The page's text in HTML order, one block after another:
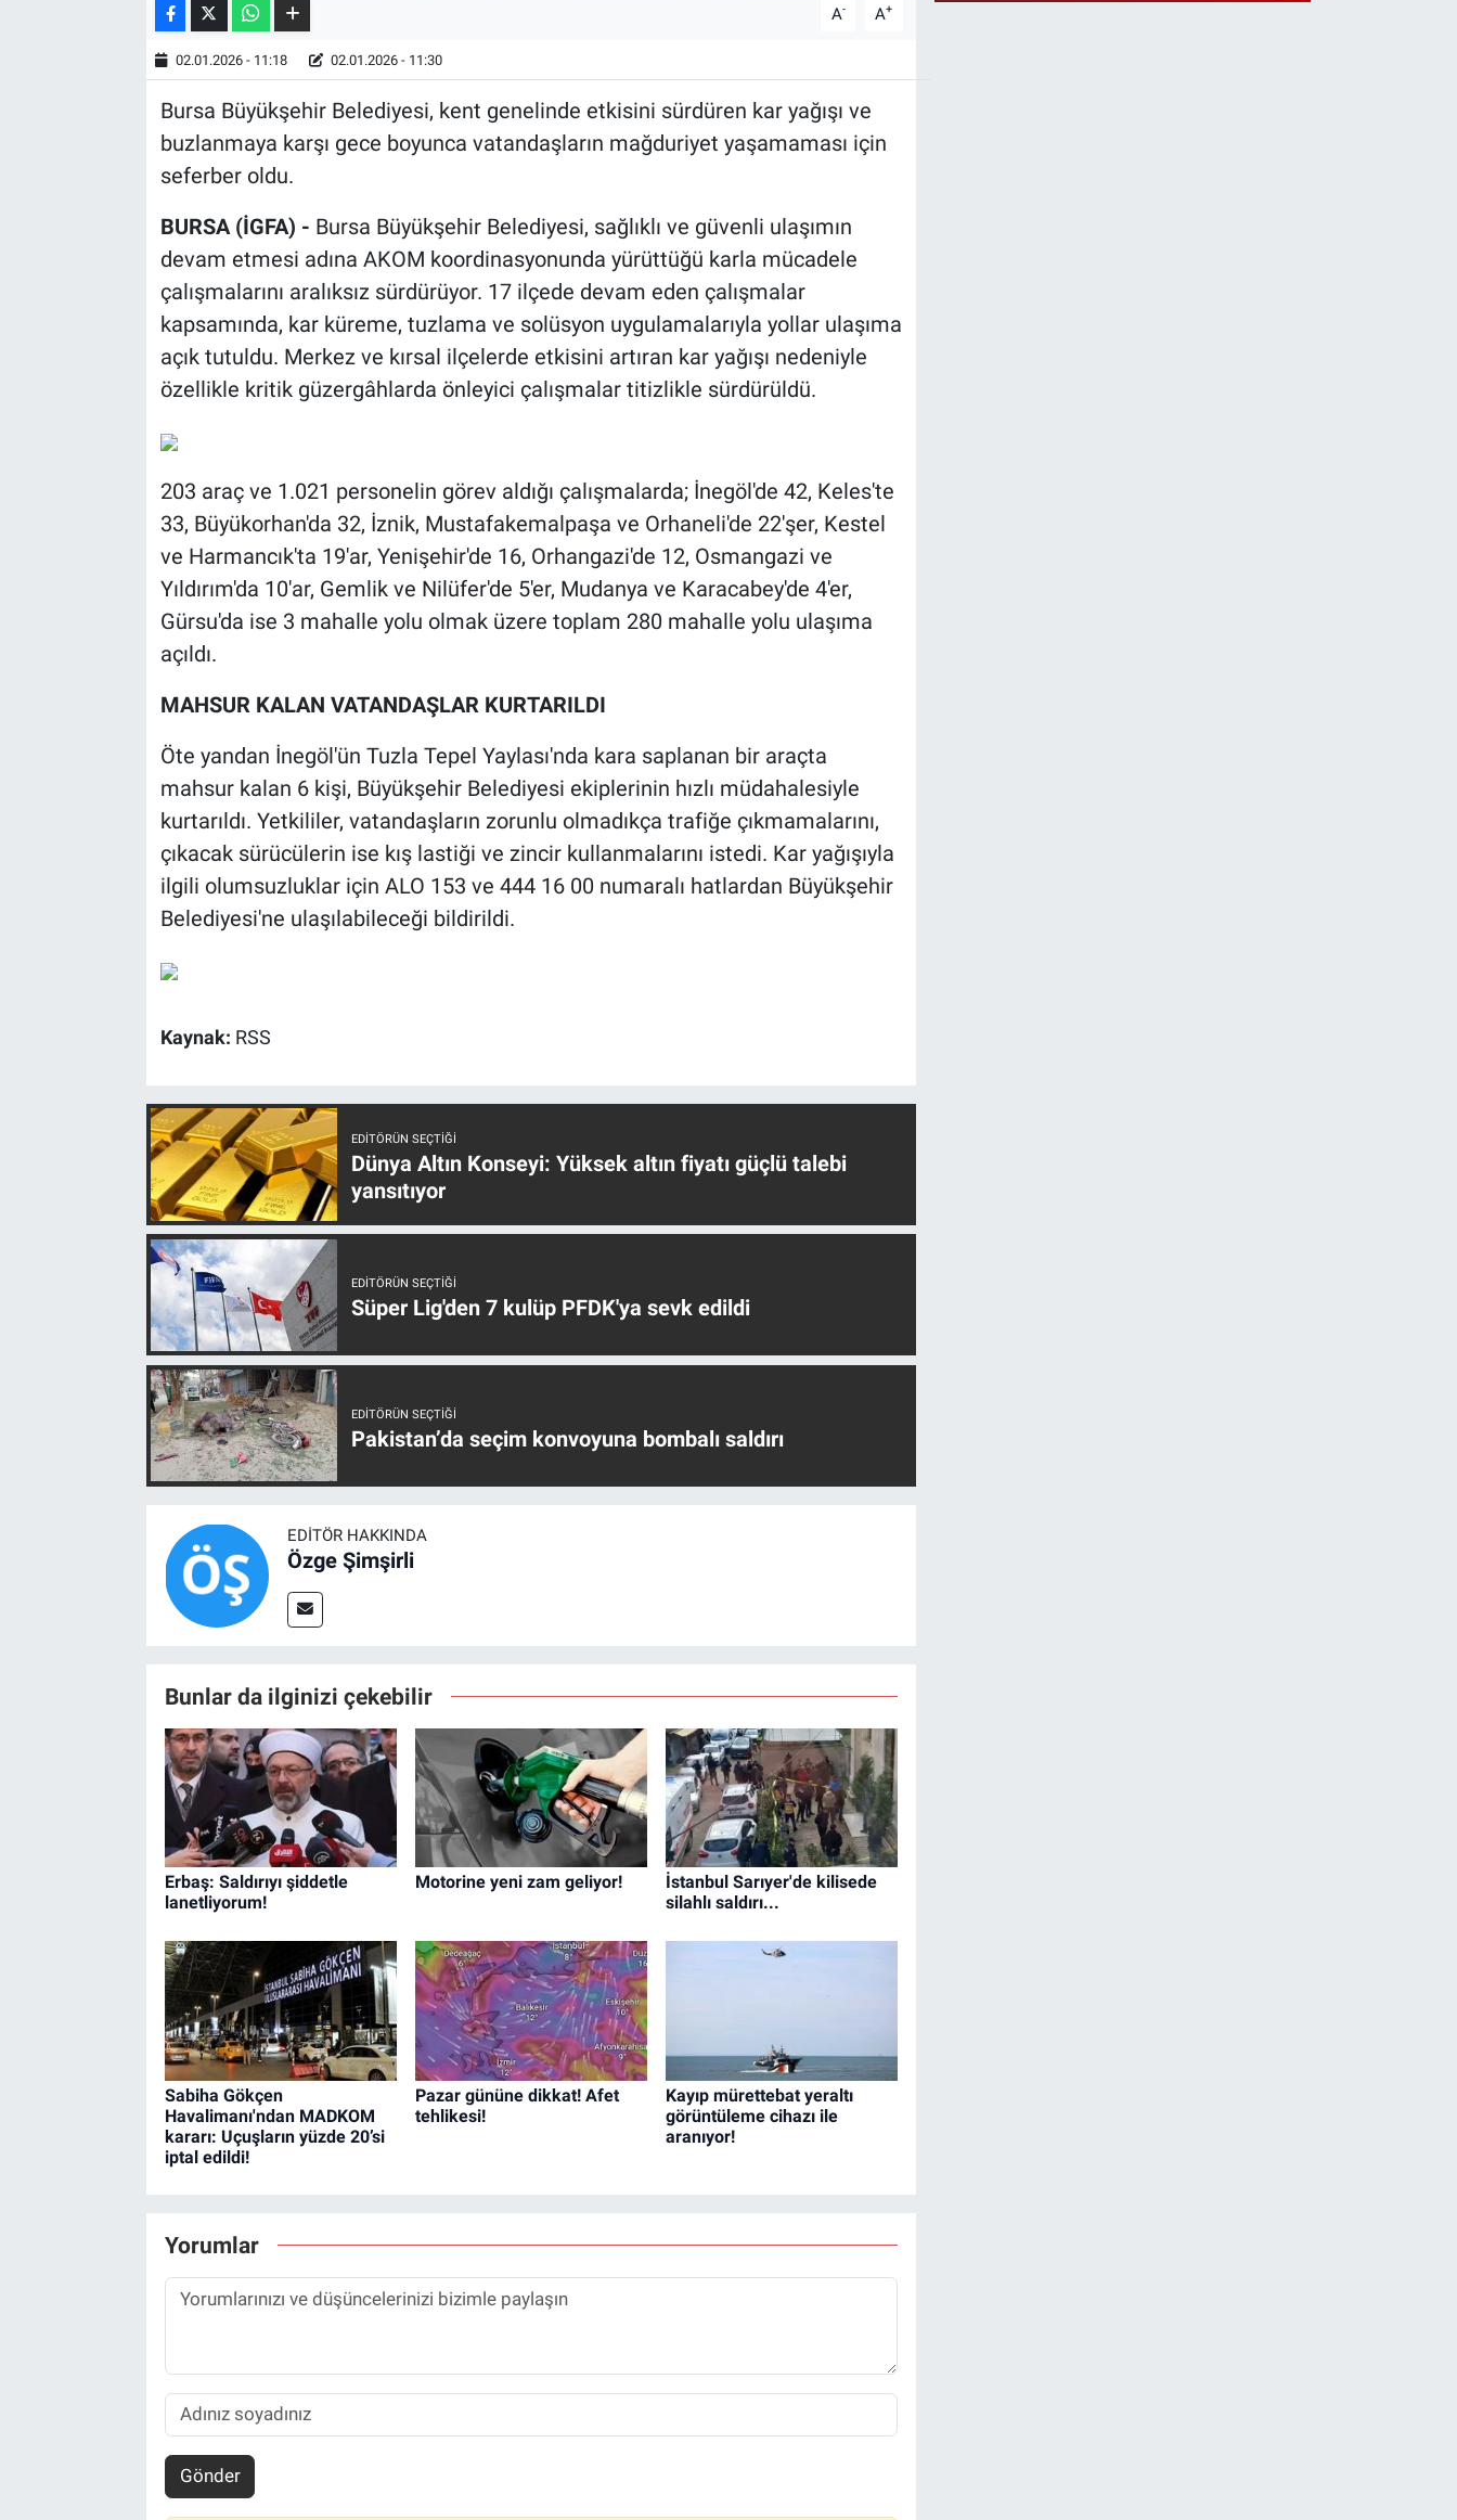
A- A+
02.01.2026 - 11:18 02.01.2026 - 11:30
Bursa Büyükşehir Belediyesi, kent genelinde etkisini sürdüren kar yağışı ve
buzlanmaya karşı gece boyunca vatandaşların mağduriyet yaşamaması için
seferber oldu.
BURSA (İGFA) - Bursa Büyükşehir Belediyesi, sağlıklı ve güvenli ulaşımın
devam etmesi adına AKOM koordinasyonunda yürüttüğü karla mücadele
çalışmalarını aralıksız sürdürüyor. 17 ilçede devam eden çalışmalar
kapsamında, kar küreme, tuzlama ve solüsyon uygulamalarıyla yollar ulaşıma
açık tutuldu. Merkez ve kırsal ilçelerde etkisini artıran kar yağışı nedeniyle
özellikle kritik güzergâhlarda önleyici çalışmalar titizlikle sürdürüldü.
203 araç ve 1.021 personelin görev aldığı çalışmalarda; İnegöl'de 42, Keles'te
33, Büyükorhan'da 32, İznik, Mustafakemalpaşa ve Orhaneli'de 22'şer, Kestel
ve Harmancık'ta 19'ar, Yenişehir'de 16, Orhangazi'de 12, Osmangazi ve
Yıldırım'da 10'ar, Gemlik ve Nilüfer'de 5'er, Mudanya ve Karacabey'de 4'er,
Gürsu'da ise 3 mahalle yolu olmak üzere toplam 280 mahalle yolu ulaşıma
açıldı.
MAHSUR KALAN VATANDAŞLAR KURTARILDI
Öte yandan İnegöl'ün Tuzla Tepel Yaylası'nda kara saplanan bir araçta
mahsur kalan 6 kişi, Büyükşehir Belediyesi ekiplerinin hızlı müdahalesiyle
kurtarıldı. Yetkililer, vatandaşların zorunlu olmadıkça trafiğe çıkmamalarını,
çıkacak sürücülerin ise kış lastiği ve zincir kullanmalarını istedi. Kar yağışıyla
ilgili olumsuzluklar için ALO 153 ve 444 16 00 numaralı hatlardan Büyükşehir
Belediyesi'ne ulaşılabileceği bildirildi.
Kaynak: RSS
EDITÖRÜN SEÇTIĞI
Dünya Altın Konseyi: Yüksek altın fiyatı güçlü talebi
yansıtıyor
EDITÖRÜN SEÇTIĞI
Süper Lig'den 7 kulüp PFDK'ya sevk edildi
EDITÖRÜN SEÇTIĞI
Pakistan’da seçim konvoyuna bombalı saldırı
EDITÖR HAKKINDA
Özge Şimşirli
Bunlar da ilginizi çekebilir
Erbaş: Saldırıyı şiddetle
lanetliyorum!
Motorine yeni zam geliyor!
İstanbul Sarıyer'de kilisede
silahlı saldırı...
Sabiha Gökçen
Havalimanı'ndan MADKOM
kararı: Uçuşların yüzde 20’si
iptal edildi!
Pazar gününe dikkat! Afet
tehlikesi!
Kayıp mürettebat yeraltı
görüntüleme cihazı ile
aranıyor!
Yorumlar
Gönder